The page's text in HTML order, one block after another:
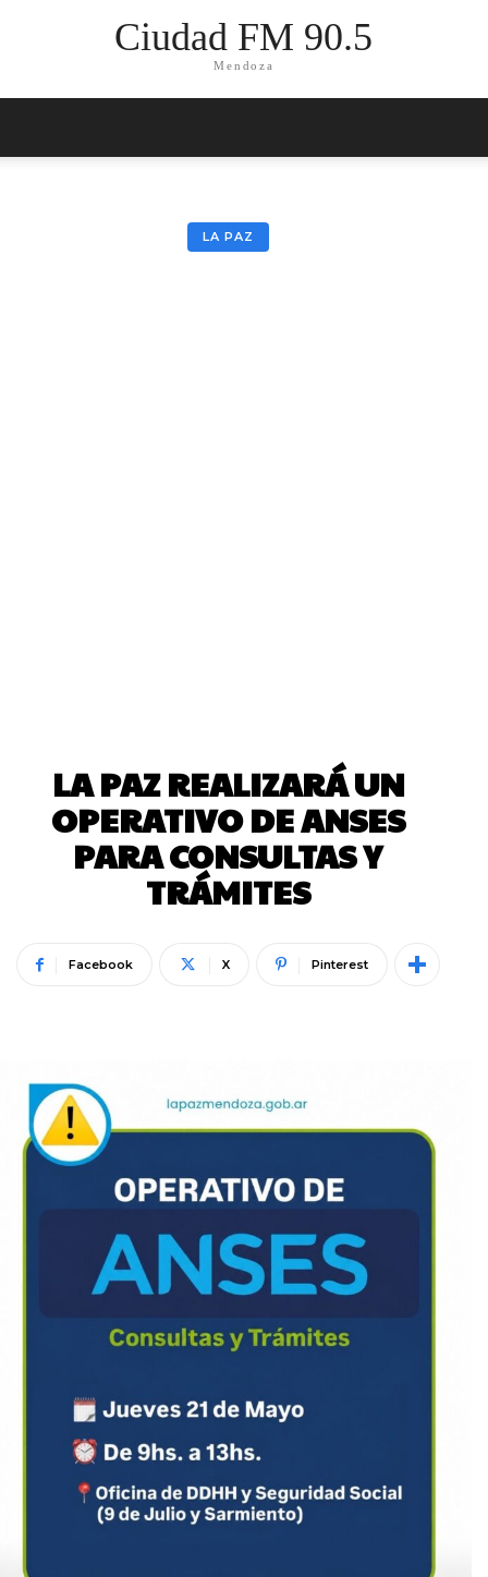
Ciudad FM 90.5
Mendoza
LA PAZ
LA PAZ REALIZARÁ UN
OPERATIVO DE ANSES
PARA CONSULTAS Y
TRÁMITES
Facebook X Pinterest